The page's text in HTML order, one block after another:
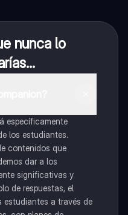
nunca lo
específicamente
los estudiantes.
contenidos que
dar a los
significativas y
de respuestas, el
estudiantes a través de